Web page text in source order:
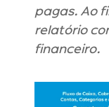
pagas. Ao
relatório
financeiro.